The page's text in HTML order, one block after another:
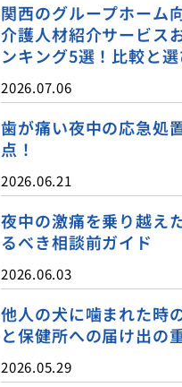
関西のグループホーム
介護人材紹介サービス
ンキング5選！比較と
2026.07.06
歯が痛い夜中の応急処
点！
2026.06.21
夜中の激痛を乗り越え
るべき相談前ガイド
2026.06.03
他人の犬に噛まれた時
と保健所への届け出の
2026.05.29